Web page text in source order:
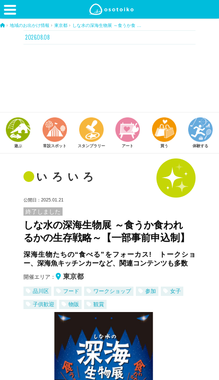
› 地域のお出かけ情報 › 東京都 › しな水の深海生物展 ～食うか食 …
2026.08.08
常設スポット スタンプラリー アート 買う 体験する 食べる
いろいろ
公開日：2025.01.21
終了しました
しな水の深海生物展 ～食うか食われ
るかの生存戦略～【一部事前申込制】
深海生物たちの“食べる”をフォーカス! トークショ
ー、深海魚キッチンカーなど、関連コンテンツも多数
開催エリア： 東京都
品川区 フード ワークショップ 参加 女子
子供歓迎 物販 観賞